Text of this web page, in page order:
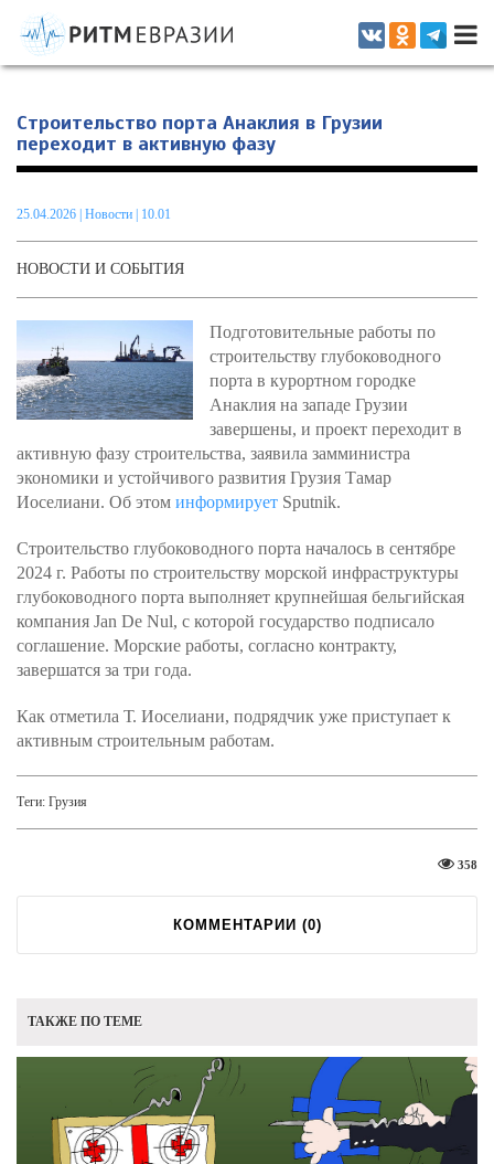
Информационно-аналитическое издание, посвященное актуальным
проблемам интеграции на постсоветском пространстве
Строительство порта Анаклия в Грузии
переходит в активную фазу
25.04.2026 Новости | 10.01
НОВОСТИ И СОБЫТИЯ
Подготовительные работы по
строительству глубоководного
порта в курортном городке
Анаклия на западе Грузии
завершены, и проект переходит в
активную фазу строительства, заявила замминистра
экономики и устойчивого развития Грузия Тамар
Иоселиани. Об этом информирует Sputnik.
Строительство глубоководного порта началось в сентябре
2024 г. Работы по строительству морской инфраструктуры
глубоководного порта выполняет крупнейшая бельгийская
компания Jan De Nul, с которой государство подписало
соглашение. Морские работы, согласно контракту,
завершатся за три года.
Как отметила Т. Иоселиани, подрядчик уже приступает к
активным строительным работам.
Теги: Грузия
358
КОММЕНТАРИИ (0)
ТАКЖЕ ПО ТЕМЕ